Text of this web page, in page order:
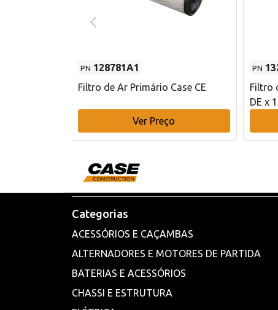
PN 128781A1
Filtro de Ar Primário Case CE
Ver Preço
PN
Filtro
DE x
Categorias
ACESSÓRIOS E CAÇAMBAS
ALTERNADORES E MOTORES DE PARTIDA
BATERIAS E ACESSÓRIOS
CHASSI E ESTRUTURA